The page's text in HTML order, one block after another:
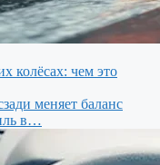
колёсах: чем это
меняет баланс
в…